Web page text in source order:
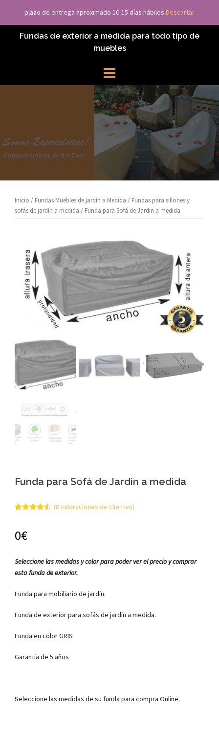
contenido
Fundas Muebles Jardín
Fundas de exterior a medida para todo tipo de
muebles
Inicio / Fundas Muebles de jardín a Medida / Fundas para sillones y
sofás de jardín a medida / Funda para Sofá de Jardin a medida
Funda para Sofá de Jardin a medida
5 en base
a
clientes
(8 valoraciones de clientes)
0€
Seleccione las medidas y color para poder ver el precio y comprar
esta funda de exterior.
Funda para mobiliario de jardín.
Funda de exterior para sofás de jardín a medida.
Funda en color GRIS
Garantía de 5 años
Seleccione las medidas de su funda para compra Online.
plazo de entrega aproximado 10-15 días hábiles Descartar